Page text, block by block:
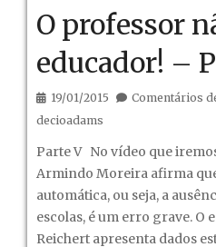
O professor
educador! –
19/01/2015 Comentários
decioadams
Parte V No vídeo que
Armindo Moreira afirma
automática, ou seja, a
escolas, é um erro grave. O
Reichert apresenta dados